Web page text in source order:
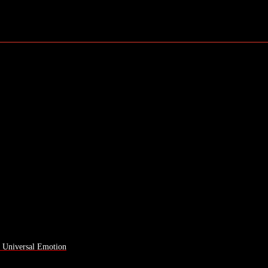
Universal Emotion